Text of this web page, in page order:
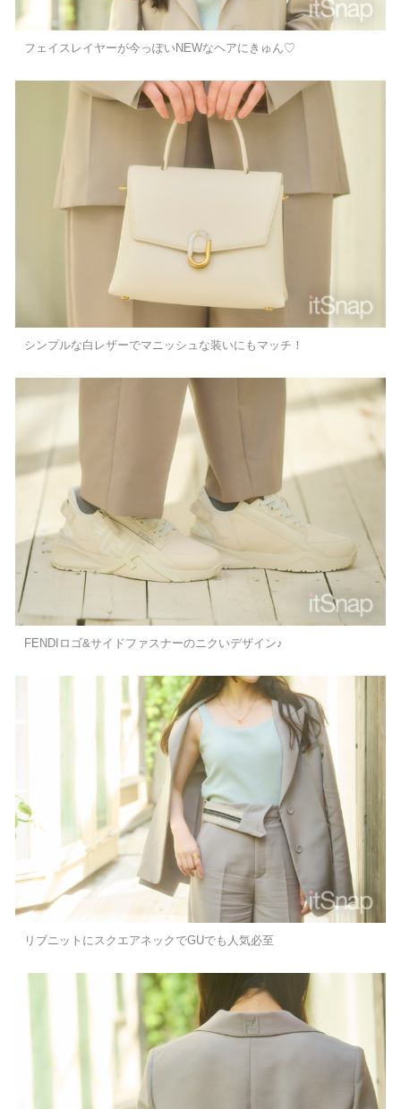
フェイスレイヤーが今っぽいNEWなヘアにきゅん♡
シンプルな白レザーでマニッシュな装いにもマッチ！
FENDIロゴ&サイドファスナーのニクいデザイン♪
リブニットにスクエアネックでGUでも人気必至